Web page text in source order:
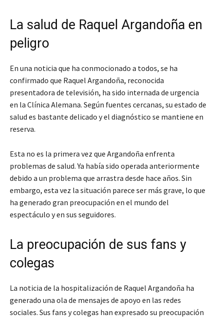
La salud de Raquel Argandoña en
peligro
En una noticia que ha conmocionado a todos, se ha
confirmado que Raquel Argandoña, reconocida
presentadora de televisión, ha sido internada de urgencia
en la Clínica Alemana. Según fuentes cercanas, su estado de
salud es bastante delicado y el diagnóstico se mantiene en
reserva.
Esta no es la primera vez que Argandoña enfrenta
problemas de salud. Ya había sido operada anteriormente
debido a un problema que arrastra desde hace años. Sin
embargo, esta vez la situación parece ser más grave, lo que
ha generado gran preocupación en el mundo del
espectáculo y en sus seguidores.
La preocupación de sus fans y
colegas
La noticia de la hospitalización de Raquel Argandoña ha
generado una ola de mensajes de apoyo en las redes
sociales. Sus fans y colegas han expresado su preocupación